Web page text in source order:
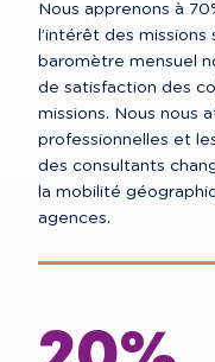
Nous apprenons à
l’intérêt des
baromètre mensuel
de satisfaction des
missions. Nous nous
professionnelles et
des consultants
la mobilité
agences.